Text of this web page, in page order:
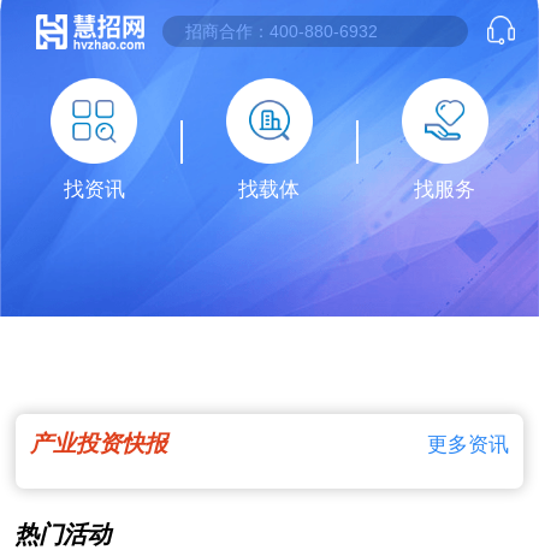
找资讯 找载体 找服务
产业投资快报 更多资讯
热门活动